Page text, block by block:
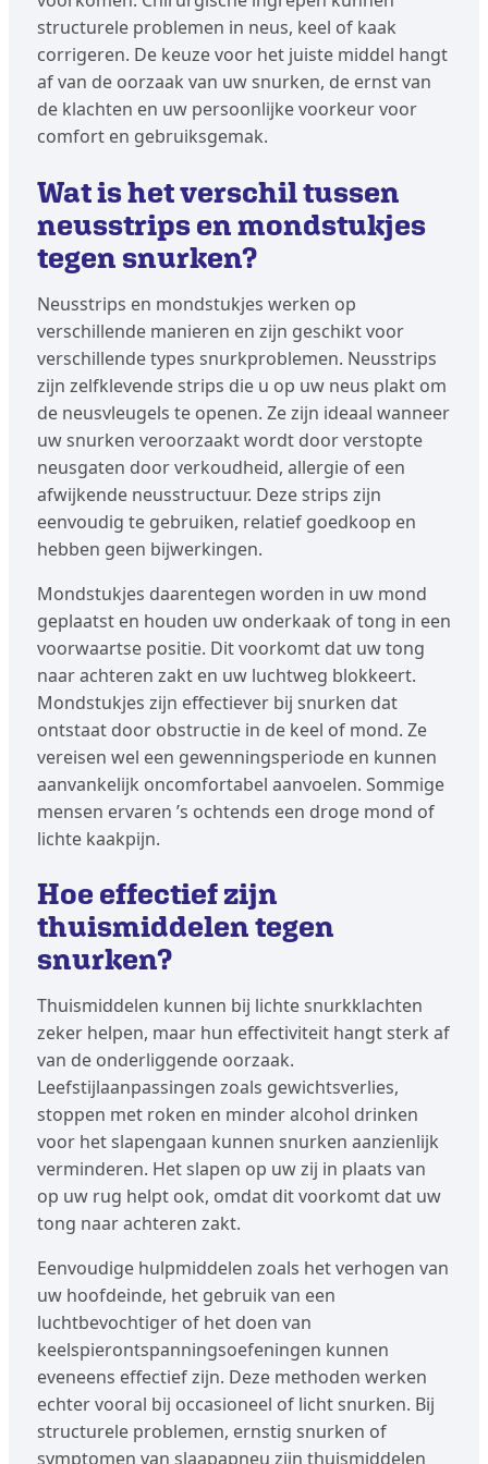
structurele problemen in neus, keel of kaak
corrigeren. De keuze voor het juiste middel hangt
af van de oorzaak van uw snurken, de ernst van
de klachten en uw persoonlijke voorkeur voor
comfort en gebruiksgemak.
Wat is het verschil tussen
neusstrips en mondstukjes
tegen snurken?
Neusstrips en mondstukjes werken op
verschillende manieren en zijn geschikt voor
verschillende types snurkproblemen. Neusstrips
zijn zelfklevende strips die u op uw neus plakt om
de neusvleugels te openen. Ze zijn ideaal wanneer
uw snurken veroorzaakt wordt door verstopte
neusgaten door verkoudheid, allergie of een
afwijkende neusstructuur. Deze strips zijn
eenvoudig te gebruiken, relatief goedkoop en
hebben geen bijwerkingen.
Mondstukjes daarentegen worden in uw mond
geplaatst en houden uw onderkaak of tong in een
voorwaartse positie. Dit voorkomt dat uw tong
naar achteren zakt en uw luchtweg blokkeert.
Mondstukjes zijn effectiever bij snurken dat
ontstaat door obstructie in de keel of mond. Ze
vereisen wel een gewenningsperiode en kunnen
aanvankelijk oncomfortabel aanvoelen. Sommige
mensen ervaren ’s ochtends een droge mond of
lichte kaakpijn.
Hoe effectief zijn
thuismiddelen tegen
snurken?
Thuismiddelen kunnen bij lichte snurkklachten
zeker helpen, maar hun effectiviteit hangt sterk af
van de onderliggende oorzaak.
Leefstijlaanpassingen zoals gewichtsverlies,
stoppen met roken en minder alcohol drinken
voor het slapengaan kunnen snurken aanzienlijk
verminderen. Het slapen op uw zij in plaats van
op uw rug helpt ook, omdat dit voorkomt dat uw
tong naar achteren zakt.
Eenvoudige hulpmiddelen zoals het verhogen van
uw hoofdeinde, het gebruik van een
luchtbevochtiger of het doen van
keelspierontspanningsoefeningen kunnen
eveneens effectief zijn. Deze methoden werken
echter vooral bij occasioneel of licht snurken. Bij
structurele problemen, ernstig snurken of
symptomen van slaapapneu zijn thuismiddelen